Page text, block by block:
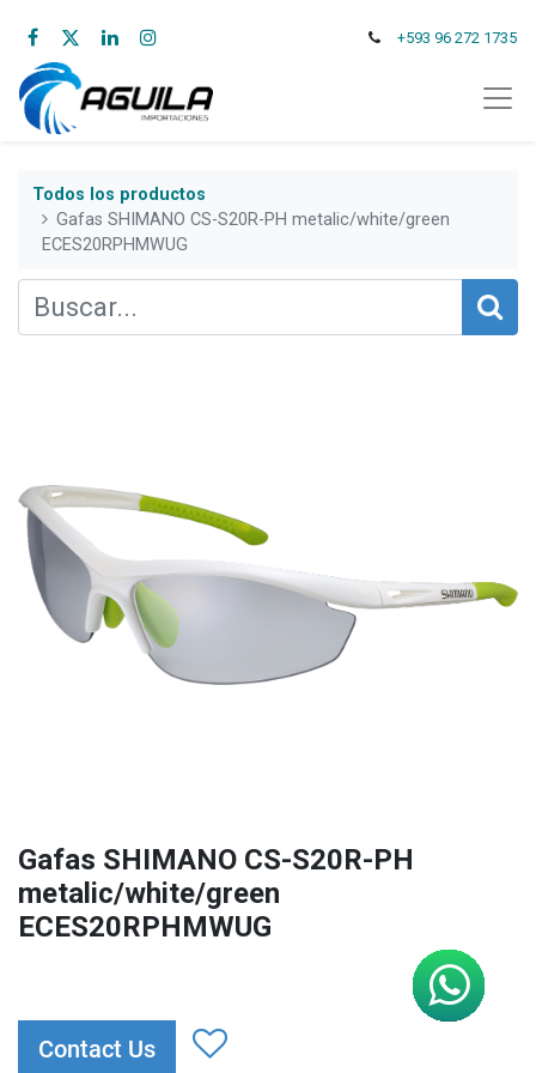
+593 96 272 1735
Todos los productos
Gafas SHIMANO CS-S20R-PH metalic/white/green
ECES20RPHMWUG
Gafas SHIMANO CS-S20R-PH
metalic/white/green
ECES20RPHMWUG
Contact Us